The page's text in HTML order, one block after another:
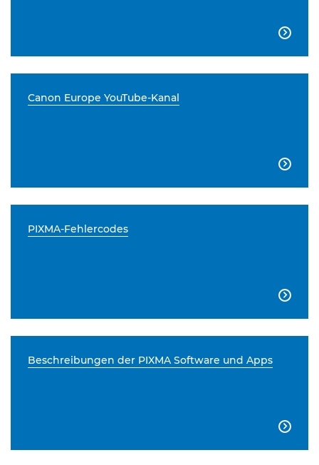

Canon Europe YouTube-Kanal

PIXMA-Fehlercodes

Beschreibungen der PIXMA Software und Apps
